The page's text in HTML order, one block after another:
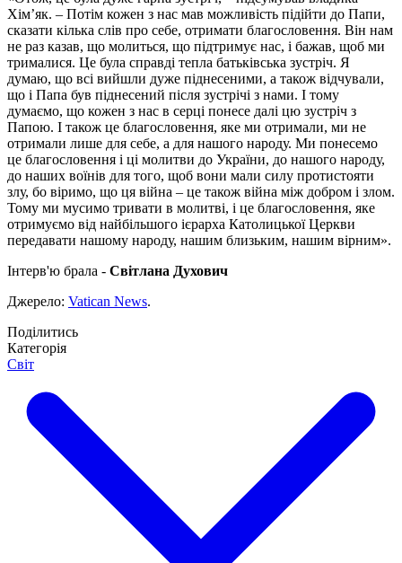
Хімʼяк. – Потім кожен з нас мав можливість підійти до Папи,
сказати кілька слів про себе, отримати благословення. Він нам
не раз казав, що молиться, що підтримує нас, і бажав, щоб ми
трималися. Це була справді тепла батьківська зустріч. Я
думаю, що всі вийшли дуже піднесеними, а також відчували,
що і Папа був піднесений після зустрічі з нами. І тому
думаємо, що кожен з нас в серці понесе далі цю зустріч з
Папою. І також це благословення, яке ми отримали, ми не
отримали лише для себе, а для нашого народу. Ми понесемо
це благословення і ці молитви до України, до нашого народу,
до наших воїнів для того, щоб вони мали силу протистояти
злу, бо віримо, що ця війна – це також війна між добром і злом.
Тому ми мусимо тривати в молитві, і це благословення, яке
отримуємо від найбільшого ієрарха Католицької Церкви
передавати нашому народу, нашим близьким, нашим вірним».
Інтерв'ю брала - Світлана Духович
Джерело: Vatican News.
Поділитись
Категорія
Світ